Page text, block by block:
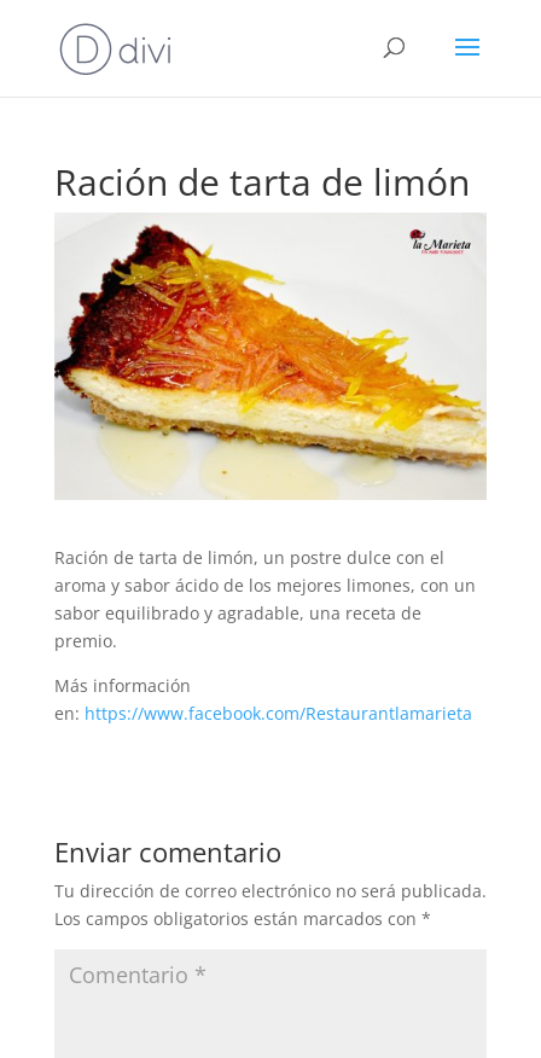
Ración de tarta de limón
Ración de tarta de limón, un postre dulce con el
aroma y sabor ácido de los mejores limones, con un
sabor equilibrado y agradable, una receta de
premio.
Más información
en: https://www.facebook.com/Restaurantlamarieta
Enviar comentario
Tu dirección de correo electrónico no será publicada.
Los campos obligatorios están marcados con *